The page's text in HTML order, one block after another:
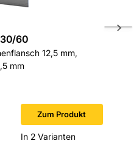
60
12,5 mm,
mm
Zum Produkt
In 2 Varianten